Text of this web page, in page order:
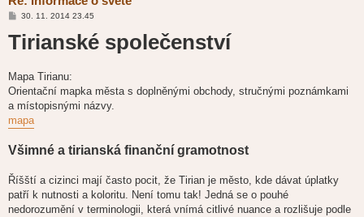
P
í
v
e
k
30. 11. 2014 23.45
Tirianské společenství
Mapa Tirianu:
Orientační mapka města s doplněnými obchody, stručnými poznámkami
a místopisnými názvy.
mapa
Všimné a tirianská finanční gramotnost
Říšští a cizinci mají často pocit, že Tirian je město, kde dávat úplatky
patří k nutnosti a koloritu. Není tomu tak! Jedná se o pouhé
nedorozumění v terminologii, která vnímá citlivé nuance a rozlišuje podle